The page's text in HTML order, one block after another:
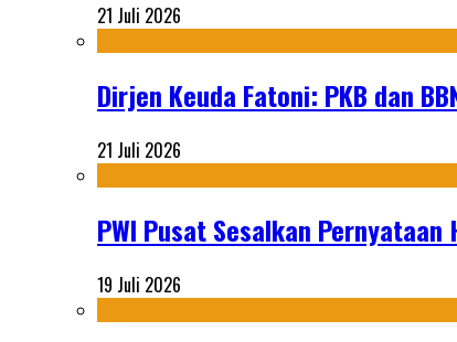
21 Juli 2026
Dirjen Keuda Fatoni: PKB dan
21 Juli 2026
PWI Pusat Sesalkan
19 Juli 2026